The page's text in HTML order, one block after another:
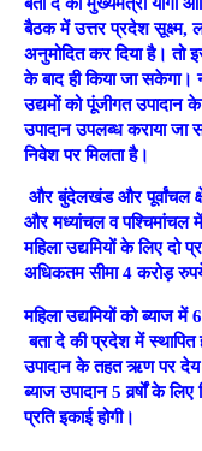
बैठक में उत्तर प्रदेश सूक्ष्म,
अनुमोदित कर दिया है। तो
के बाद ही किया जा सकेगा।
उद्यमों को पूंजीगत
उपादान उपलब्ध कराया जा
निवेश पर मिलता है।
और बुंदेलखंड और पूर्वांचल
और मध्यांचल व पश्चिमांचल
महिला उद्यमियों के लिए दो
अधिकतम सीमा 4 करोड़ रुपये
महिला उद्यमियों को ब्याज में
बता दे की प्रदेश में स्थापित
उपादान के तहत ऋण पर देय
ब्याज उपादान 5 वर्र्षों के
प्रति इकाई होगी।